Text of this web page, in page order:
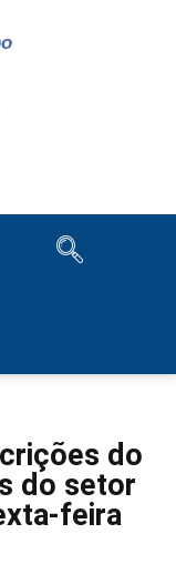
do
do setor
feira